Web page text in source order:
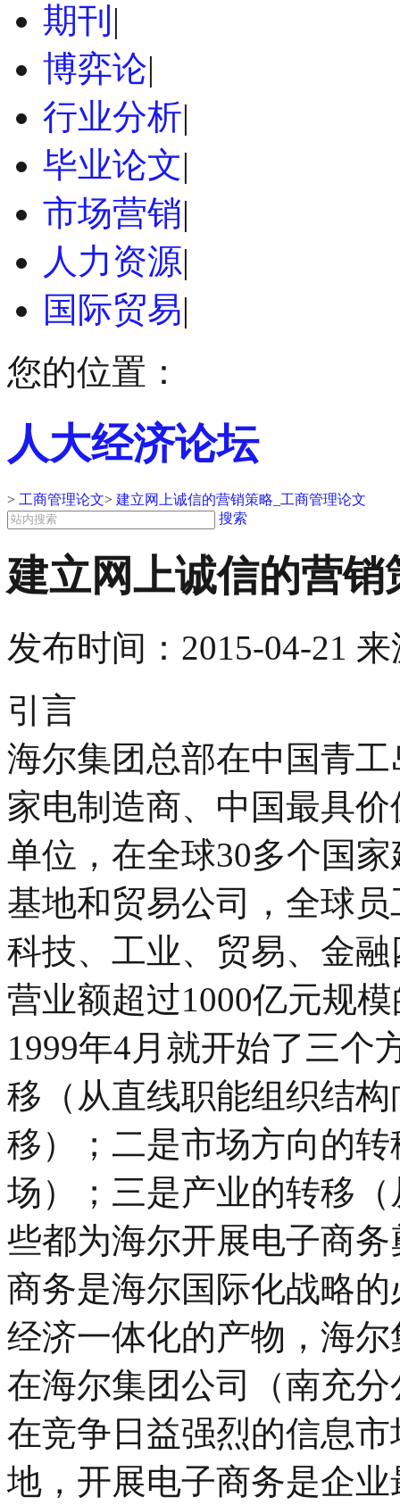
期刊 |
博弈论|
行业分析|
毕业论文|
市场营销|
人力资源|
国际贸易|
您的位置：
人大经济论坛
> 工商管理论文> 建立网上诚信的营销策略_工商管理论文
搜索
建立网上诚信的营
发布时间： 2015-04-21 来
引言
海尔集团总部在中国青
家电制造商、中国最具
单位，在全球30多个国
基地和贸易公司，全球
科技、工业、贸易、金
营业额超过1000亿元规
1999年4月就开始了三个
移（从直线职能组织结
移）；二是市场方向的
场）；三是产业的转移
些都为海尔开展电子商
商务是海尔国际化战略
经济一体化的产物，海
在海尔集团公司（南充
在竞争日益强烈的信息
地，开展电子商务是企